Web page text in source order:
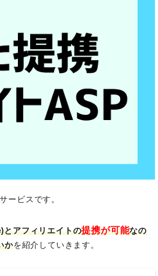
ービスです。
アフィリエイトの提携が可能なの
かを紹介していきます。